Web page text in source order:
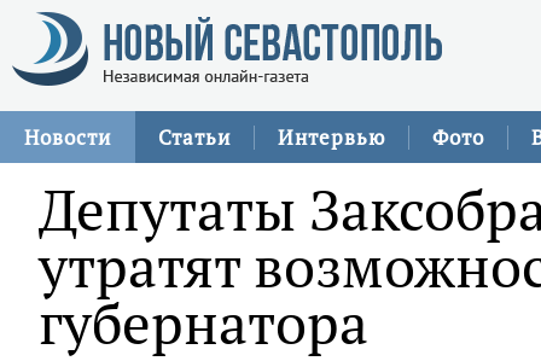
Новости Статьи Интервью Фото
Депутаты
утратят
губернатора